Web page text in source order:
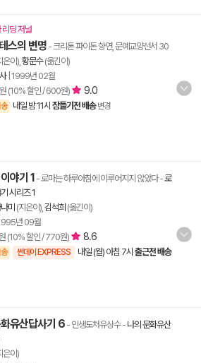
리딩 저널
스의 변명 - 크리톤 파이돈 향연, 문예교양선서 30
이), 황문수(옮긴이)
| 1999년 02월
원 (10% 할인 / 600원) 9.0
내일 밤 11시 잠들기전 배송 변경
야기 1 - 로마는 하루아침에 이루어지지 않았다-로
시리즈 1
미 (지은이), 김석희 (옮긴이)
년 09월
(10% 할인 / 770원) 8.6
썬데이 EXPRESS 내일 (월) 아침 7시 출근전 배송
유산답사기 6 - 인생도처유상수- 나의 문화유산
은이)